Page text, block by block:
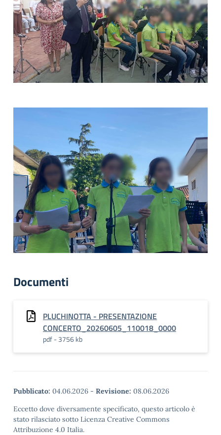
Documenti
PLUCHINOTTA - PRESENTAZIONE
CONCERTO_20260605_110018_0000
pdf - 3756 kb
Pubblicato: 04.06.2026 - Revisione: 08.06.2026
Eccetto dove diversamente specificato, questo articolo è
stato rilasciato sotto Licenza Creative Commons
Attribuzione 4.0 Italia.